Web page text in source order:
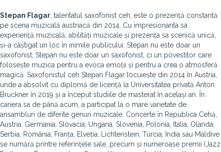
Stepan Flagar , talentatul saxofonist ceh, este o prezență constantă
pe scena muzicală austriacă din 2014. Cu impresionanta sa
experiență muzicală, abilități muzicale și prezența sa scenică unică,
și-a câștigat un loc în inimile publicului. Stepan nu este doar un
saxofonist, Stepan nu este doar un saxofonist, ci un povestitor care
folosește muzica pentru a evoca emoții și pentru a crea o atmosferă
magică. Saxofonistul ceh Stepan Flagar locuiește din 2014 în Austria,
unde a absolvit cu diplomă de licență la Universitatea privată Anton
Bruckner în 2019 și a început studiile de masterat în același an. În
cariera sa de până acum, a participat la o mare varietate de
ansambluri de diferite genuri muzicale. Concerte în Republica Cehă,
Austria, Germania, Slovacia, Ungaria, Slovenia, Polonia, Italia, Olanda,
Serbia, România, Franța, Elveția, Lichtenstein, Turcia, India sau Maldive
se numără printre referințele sale, precum și numeroase premii (Jazz